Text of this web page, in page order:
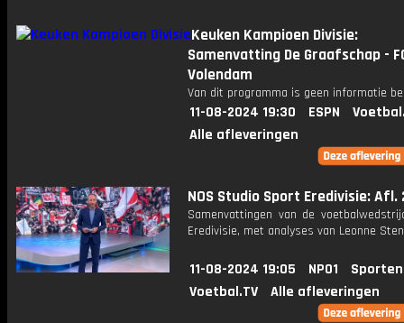
Keuken Kampioen Divisie:
Samenvatting De Graafschap -
Volendam
Van dit programma is geen informatie
11-08-2024 19:30 ESPN
Alle afleveringen
NOS Studio Sport Eredivisie: Afl.
Samenvattingen van de
Eredivisie, met analyses van Leonne
11-08-2024 19:05 NPO1
Voetbal.TV
Alle afleveringen